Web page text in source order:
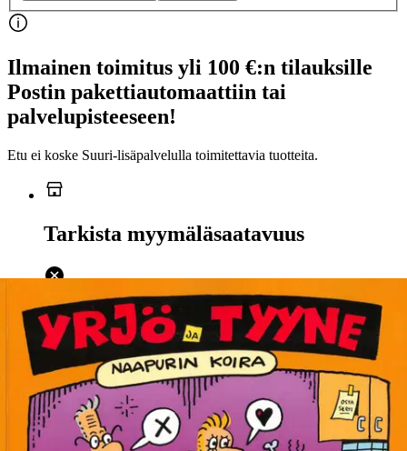
Ilmainen toimitus yli 100 €:n tilauksille
Postin pakettiautomaattiin tai
palvelupisteeseen!
Etu ei koske Suuri‑lisäpalvelulla toimitettavia tuotteita.
Tarkista myymäläsaatavuus
Ei saatavilla
Tuotekuvaus